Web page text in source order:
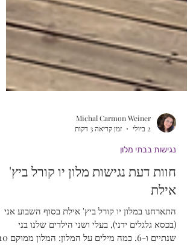
Michal Carmon Weiner
2 ביולי
זמן קריאה 3 דקות
נגישות בבתי מלון
חוות דעת נגישות מלון יו קורל ביץ'
אילת